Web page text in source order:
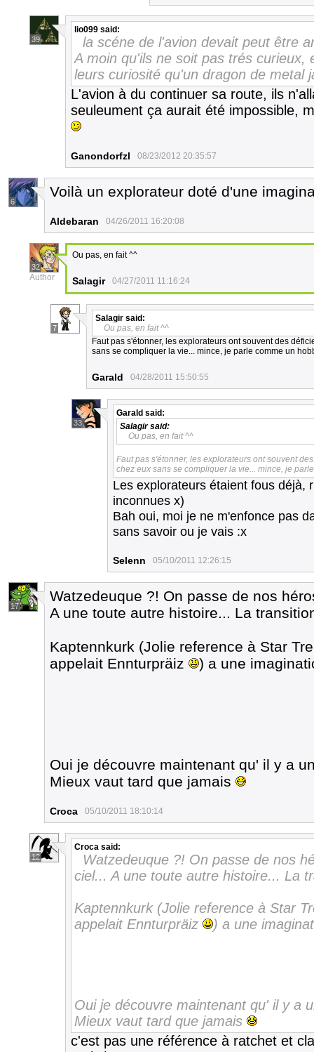
39
lio099 said:
la scéne de l'avion devait peut être
A moin qu'ils ne soit pas trés
leurs curiosité qu'un dragon de metal
L'avion à du continuer sa route, ils
seuleument ça aurait été impossible,
Ganondorfzl 08/23/2012 20:35:57
6
Voilà un explorateur doté d'une
Aldebaran 04/26/2011 16:20:08
32
Author
Ou pas, en fait ^^
Salagir 04/27/2011 11:16:24
7
Salagir said:
Ou pas, en fait ^^
Faut pas s'étonner, les explorateurs ont souvent des
sans se compliquer la vie... mince, je parle comme un
Garald 04/28/2011 15:50:55
33
Garald said:
Salagirsaid:
Ou pas, en fait ^^
Faut pas s'étonner, les explorateurs ont souvent
chez eux sans se compliquer la vie... mince, je
Les explorateurs étaient fous déjà,
inconnues x)
Bah oui, moi je ne m'enfonce pas
sans savoir ou je vais :x
Selenn 05/10/2011 12:26:15
17
Watzedeuque ?! On passe de nos
A une toute autre histoire... La
Kaptennkurk (Jolie reference à Star
appelait Ennturpräiz
) a une
Oui je découvre maintenant qu' il y a
Mieux vaut tard que jamais
Croca 05/10/2011 18:10:14
12
Croca said:
Watzedeuque ?! On passe de nos
ciel... A une toute autre histoire... La
Kaptennkurk (Jolie reference à Star
appelait Ennturpräiz
) a une
Oui je découvre maintenant qu' il y a
Mieux vaut tard que jamais
c'est pas une référence à ratchet et